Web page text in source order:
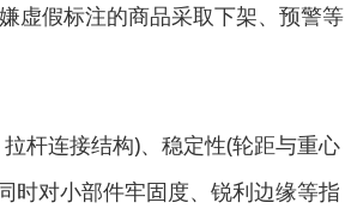
虚假标注的商品采取下架、预警等
杆连接结构)、稳定性(轮距与重心
时对小部件牢固度、锐利边缘等指